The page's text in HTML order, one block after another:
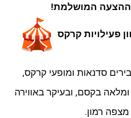
ההצעה המושלמת!
פעילויות קרקס
סדנאות ומופעי קרקס,
בקסם, ובעיקר באווירה
רמון.